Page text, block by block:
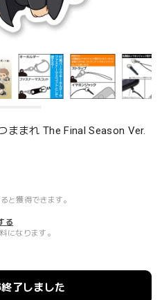
ままれ The Final Season Ver.
と獲得できます。
る
になります。
了しました